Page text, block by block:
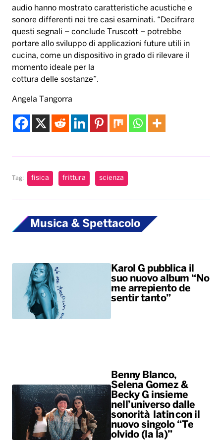
audio hanno mostrato caratteristiche acustiche e
sonore differenti nei tre casi esaminati. “Decifrare
questi segnali – conclude Truscott – potrebbe
portare allo sviluppo di applicazioni future utili in
cucina, come un dispositivo in grado di rilevare il
momento ideale per la
cottura delle sostanze”.
Angela Tangorra
Tag: fisica frittura scienza
Musica & Spettacolo
Karol G pubblica il
suo nuovo album “No
me arrepiento de
sentir tanto”
Benny Blanco,
Selena Gomez &
Becky G insieme
nell’universo dalle
sonorità latin con il
nuovo singolo “Te
olvido (la la)”